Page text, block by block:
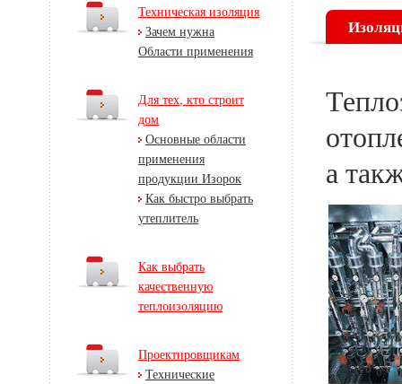
Техническая изоляция
Зачем нужна
Области применения
Для тех, кто строит
дом
Основные области
применения
продукции Изорок
Как быстро выбрать
утеплитель
Как выбрать
качественную
теплоизоляцию
Проектировщикам
Технические
а